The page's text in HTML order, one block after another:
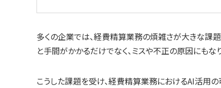
多くの企業では、経費精算業務の煩雑さが大きな課
と手間がかかるだけでなく、ミスや不正の原因にもな
こうした課題を受け、経費精算業務におけるAI活用